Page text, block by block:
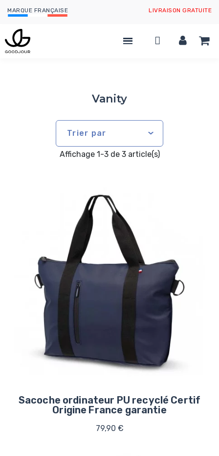
MARQUE FRANÇAISE LIVRAISON GRATUITE
Vanity
Trier par
Affichage 1-3 de 3 article(s)
Sacoche ordinateur PU recyclé Certif
Origine France garantie
79,90 €